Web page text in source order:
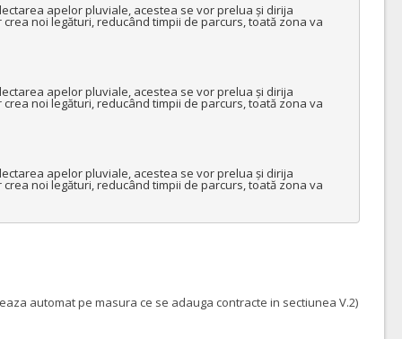
apelor pluviale, acestea se vor prelua și dirija
noi legături, reducând timpii de parcurs, toată zona va
apelor pluviale, acestea se vor prelua și dirija
noi legături, reducând timpii de parcurs, toată zona va
apelor pluviale, acestea se vor prelua și dirija
noi legături, reducând timpii de parcurs, toată zona va
automat pe masura ce se adauga contracte in sectiunea V.2)